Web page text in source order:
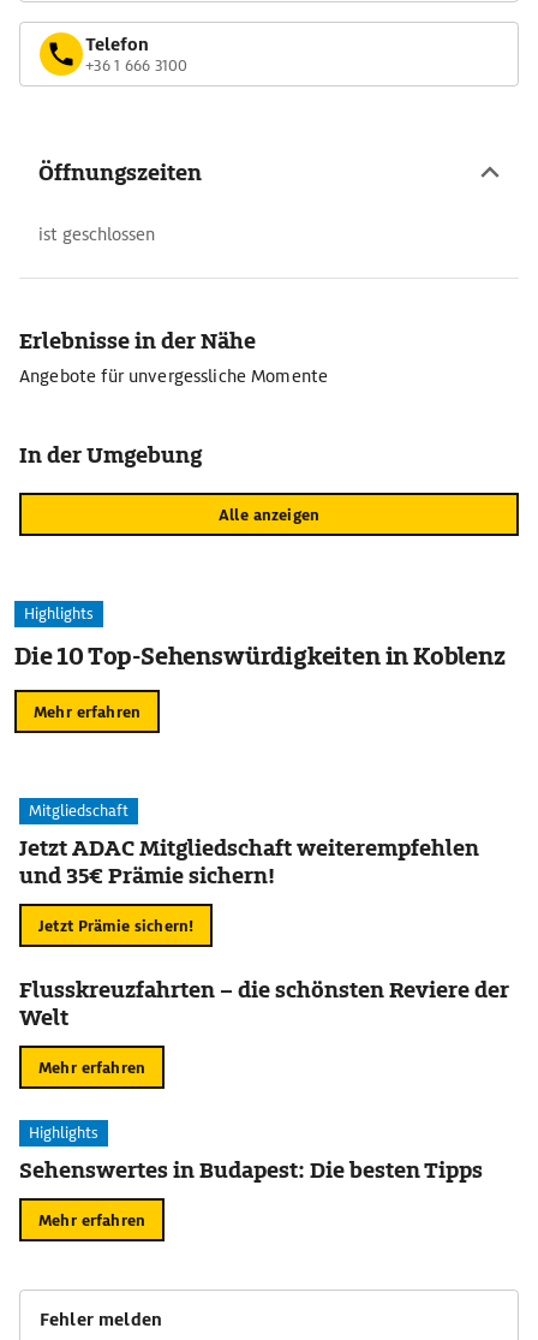
Telefon
+36 1 666 3100
Öffnungszeiten
ist geschlossen
Erlebnisse in der Nähe
Angebote für unvergessliche Momente
In der Umgebung
Alle anzeigen
Highlights
Die 10 Top-Sehenswürdigkeiten in Koblenz
Mehr erfahren
Mitgliedschaft
Jetzt ADAC Mitgliedschaft weiterempfehlen
und 35€ Prämie sichern!
Jetzt Prämie sichern!
Flusskreuzfahrten – die schönsten Reviere der
Welt
Mehr erfahren
Highlights
Sehenswertes in Budapest: Die besten Tipps
Mehr erfahren
Fehler melden